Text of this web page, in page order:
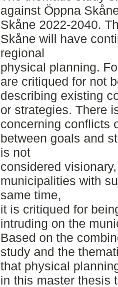
against Öppna
Skåne 2022-2040.
Skåne will have
regional
physical planning.
are critiqued for not
describing existing
or strategies. There
concerning conflicts
between goals and
is not
considered
municipalities with
same time,
it is critiqued for
intruding on the
Based on the
study and the
that physical
in this master thesis